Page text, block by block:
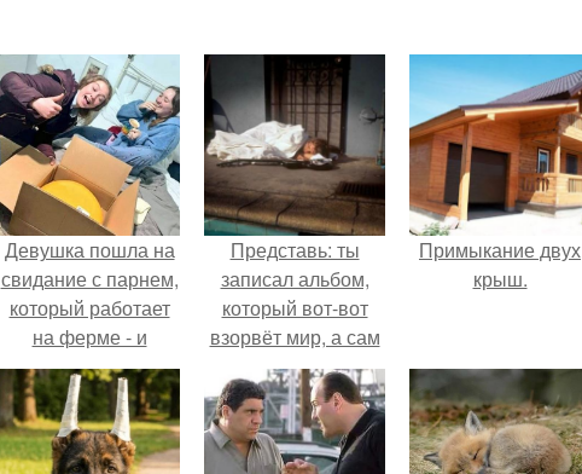
Девушка пошла на
свидание с парнем,
который работает
на ферме - и
вернулась домой с
подарком, который
точно не влезет в
дамскую сумочку.
Представь: ты
записал альбом,
который вот-вот
взорвёт мир, а сам
в этот момент
ночуешь в машине.
Примыкание двух
крыш.